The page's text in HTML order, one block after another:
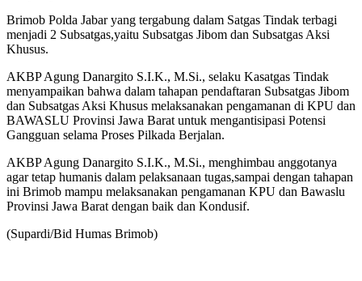
Brimob Polda Jabar yang tergabung dalam Satgas Tindak terbagi
menjadi 2 Subsatgas,yaitu Subsatgas Jibom dan Subsatgas Aksi
Khusus.
AKBP Agung Danargito S.I.K., M.Si., selaku Kasatgas Tindak
menyampaikan bahwa dalam tahapan pendaftaran Subsatgas Jibom
dan Subsatgas Aksi Khusus melaksanakan pengamanan di KPU dan
BAWASLU Provinsi Jawa Barat untuk mengantisipasi Potensi
Gangguan selama Proses Pilkada Berjalan.
AKBP Agung Danargito S.I.K., M.Si., menghimbau anggotanya
agar tetap humanis dalam pelaksanaan tugas,sampai dengan tahapan
ini Brimob mampu melaksanakan pengamanan KPU dan Bawaslu
Provinsi Jawa Barat dengan baik dan Kondusif.
(Supardi/Bid Humas Brimob)